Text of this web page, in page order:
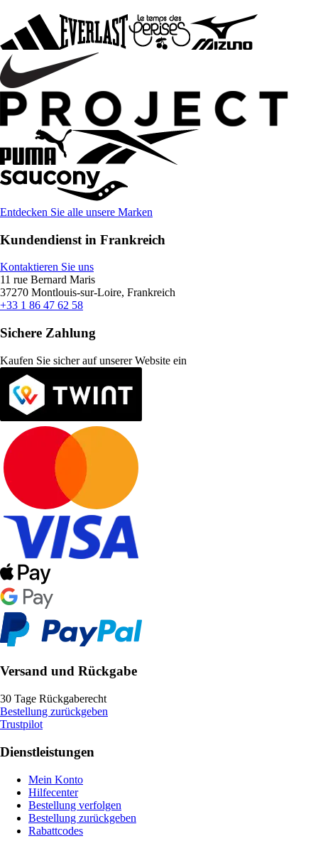
Entdecken Sie alle unsere Marken
Kundendienst in Frankreich
Kontaktieren Sie uns
11 rue Bernard Maris
37270 Montlouis-sur-Loire, Frankreich
+33 1 86 47 62 58
Sichere Zahlung
Kaufen Sie sicher auf unserer Website ein
Versand und Rückgabe
30 Tage Rückgaberecht
Bestellung zurückgeben
Trustpilot
Dienstleistungen
Mein Konto
Hilfecenter
Bestellung verfolgen
Bestellung zurückgeben
Rabattcodes